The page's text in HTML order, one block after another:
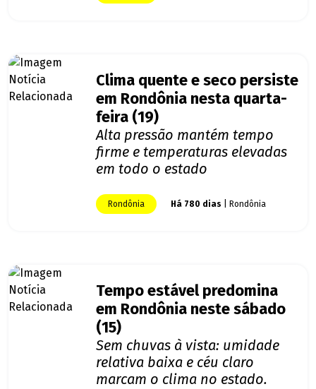
Clima quente e seco persiste
em Rondônia nesta quarta-
feira (19)
Alta pressão mantém tempo
firme e temperaturas elevadas
em todo o estado
Rondônia Há 780 dias | Rondônia
Tempo estável predomina
em Rondônia neste sábado
(15)
Sem chuvas à vista: umidade
relativa baixa e céu claro
marcam o clima no estado.